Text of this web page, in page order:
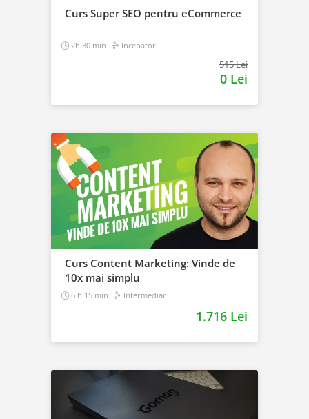
Curs Super SEO pentru eCommerce
2h 30 min Incepator
515 Lei
0 Lei
Curs Content Marketing: Vinde de
10x mai simplu
6 h 15 min Intermediar
1.716 Lei